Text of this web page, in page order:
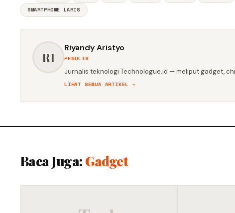
SMARTPHONE LARIS
RI
Riyandy Aristyo
PENULIS
Jurnalis teknologi Technologue.id — meliput gadget,
LIHAT SEMUA ARTIKEL →
Baca Juga: Gadget